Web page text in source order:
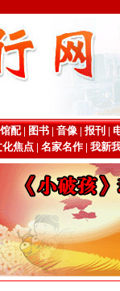
馆配| 图书| 音像| 报刊 |
化焦点| 名家名作| 我新